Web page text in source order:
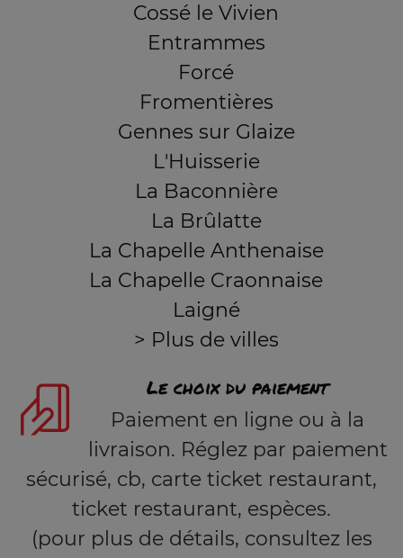
Cossé le Vivien
Entrammes
Forcé
Fromentières
Gennes sur Glaize
L'Huisserie
La Baconnière
La Brûlatte
La Chapelle Anthenaise
La Chapelle Craonnaise
Laigné
> Plus de villes
Le choix du paiement
Paiement en ligne ou à la
livraison. Réglez par paiement
sécurisé, cb, carte ticket restaurant,
ticket restaurant, espèces.
(pour plus de détails, consultez les